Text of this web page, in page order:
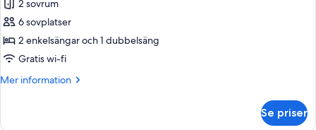
(Balcony,2
adults+3
Classic
-
2
sovrum
luftkonditionering
2 sovrum
6 sovplatser
2 enkelsängar och 1 dubbelsäng
Gratis wi-fi
Mer information
Mer
Se priser